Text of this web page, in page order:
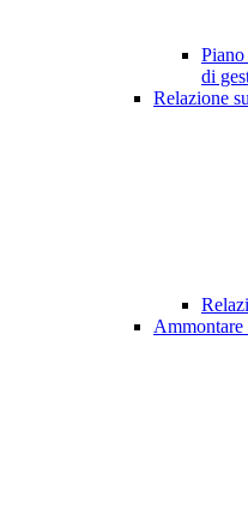
di
Relazione
Ammontare